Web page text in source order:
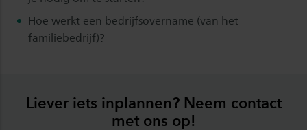
Hoe werkt een bedrijfsovername (van het
familiebedrijf)?
Liever iets inplannen? Neem contact
met ons op!